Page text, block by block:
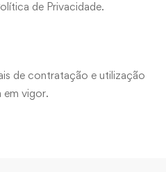
de Privacidade.
de contratação e utilização
em vigor.